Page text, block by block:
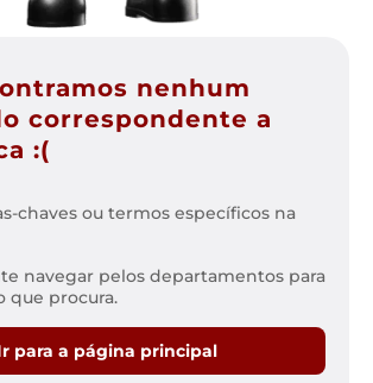
nenhum
correspondente a
:(
chaves ou termos específicos na
navegar pelos departamentos para
que procura.
para a página principal